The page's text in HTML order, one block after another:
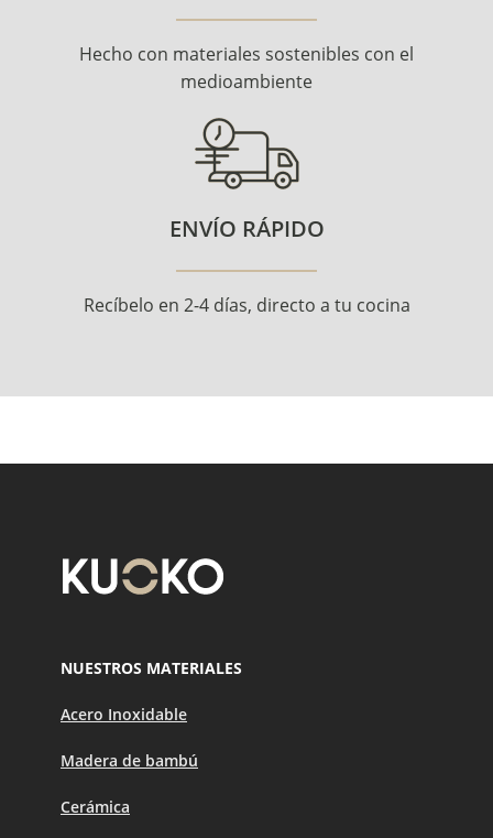
Hecho con materiales sostenibles con el
medioambiente
ENVÍO RÁPIDO
Recíbelo en 2-4 días, directo a tu cocina
NUESTROS MATERIALES
Acero Inoxidable
Madera de bambú
Cerámica